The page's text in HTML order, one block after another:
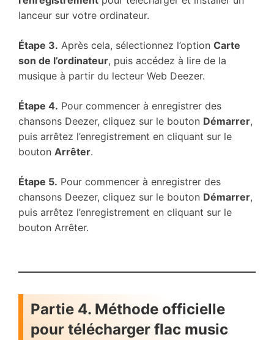
lanceur sur votre ordinateur.
Étape 3. Après cela, sélectionnez l’option Carte
son de l’ordinateur, puis accédez à lire de la
musique à partir du lecteur Web Deezer.
Étape 4. Pour commencer à enregistrer des
chansons Deezer, cliquez sur le bouton Démarrer,
puis arrêtez l’enregistrement en cliquant sur le
bouton Arrêter.
Étape 5. Pour commencer à enregistrer des
chansons Deezer, cliquez sur le bouton Démarrer,
puis arrêtez l’enregistrement en cliquant sur le
bouton Arrêter.
Partie 4. Méthode officielle
pour télécharger flac music